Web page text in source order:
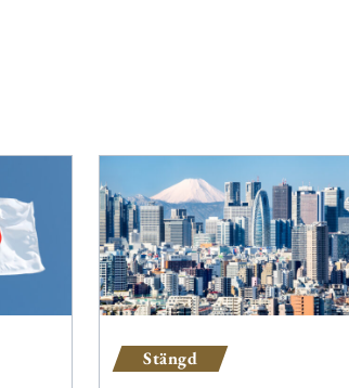
Stängd